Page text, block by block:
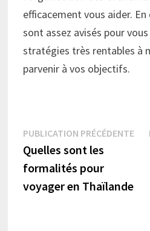
efficacement vous aider.
sont assez avisés pour
stratégies très rentables à
parvenir à vos objectifs.
Navigation
de
l’article
PUBLICATION PRÉCÉDENTE
Quelles sont les
formalités pour
voyager en Thaïlande